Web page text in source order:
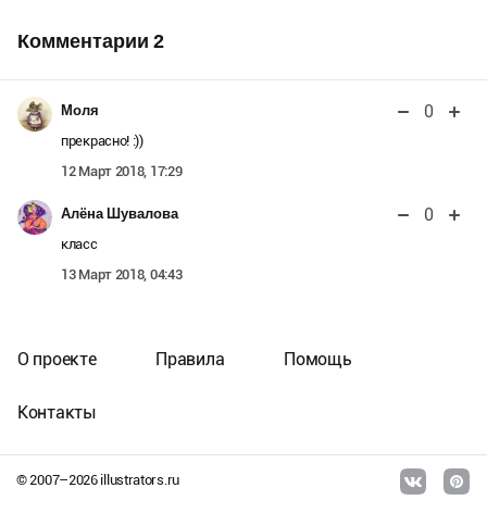
Комментарии 2
Моля 0
прекрасно! :))
12 Март 2018, 17:29
Алёна Шувалова 0
класс
13 Март 2018, 04:43
© 2007–2026illustrators.ru
О проекте Правила Помощь
Контакты